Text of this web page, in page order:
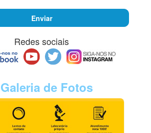
Enviar
Redes sociais
Galeria de Fotos